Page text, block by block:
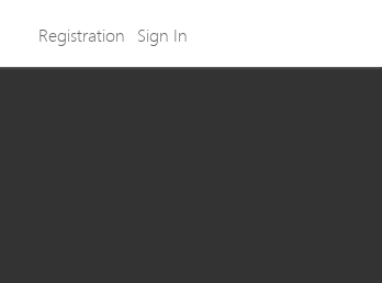
Registration Sign In